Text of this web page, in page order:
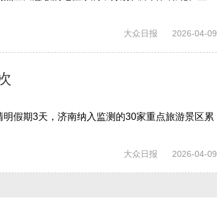
大众日报 2026-04-09
假期3天，济南纳入监测的30家重点旅游景区累
大众日报 2026-04-09